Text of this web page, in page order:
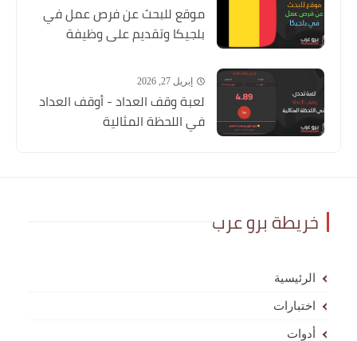
موقع للبحث عن فرص عمل في
بلجيكا وتقديم على وظيفة
إبريل 27, 2026
لعبة وقف العداد - أوقف العداد
في اللحظة المثالية
خريطة برو عرب
الرئيسية
اختبارات
أدوات